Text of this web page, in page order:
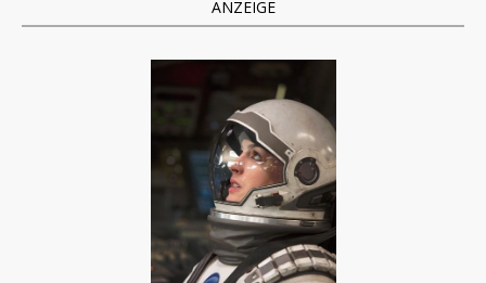
ANZEIGE